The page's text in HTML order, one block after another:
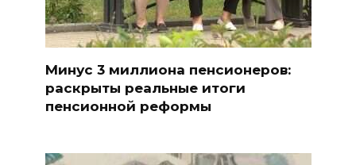
Минус 3 миллиона пенсионеров:
раскрыты реальные итоги
пенсионной реформы